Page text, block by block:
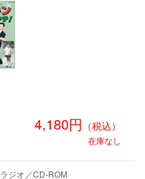
4,180円 （税込）
在庫なし
ジオ／CD-ROM